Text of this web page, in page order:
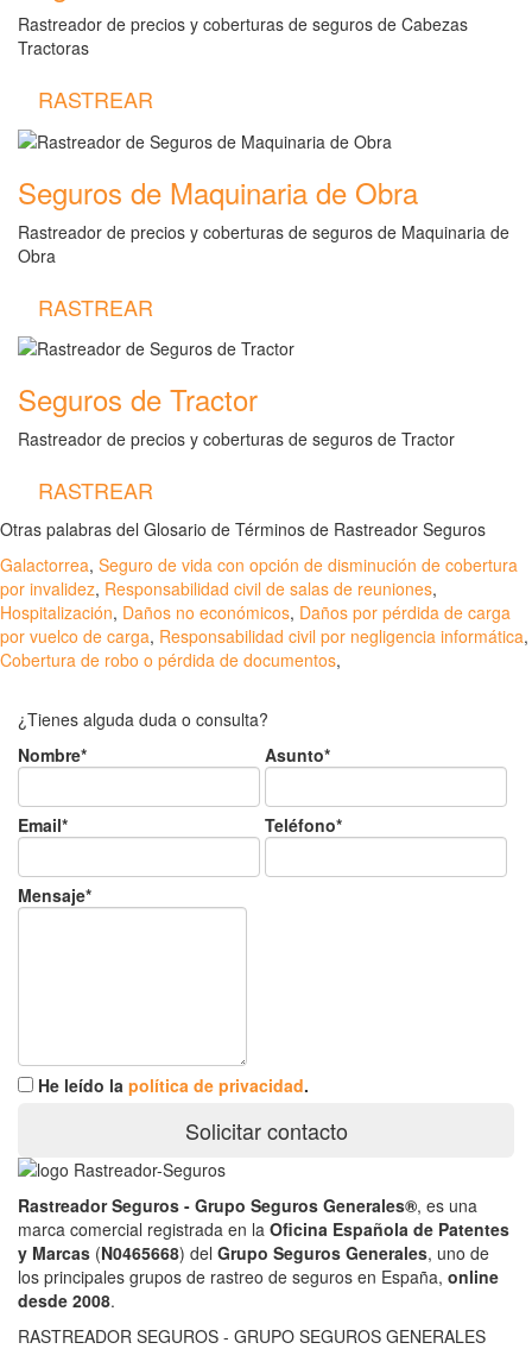
Rastreador de precios y coberturas de seguros de Cabezas
Tractoras
RASTREAR
Seguros de Maquinaria de Obra
Rastreador de precios y coberturas de seguros de Maquinaria de
Obra
RASTREAR
Seguros de Tractor
Rastreador de precios y coberturas de seguros de Tractor
RASTREAR
Otras palabras del Glosario de Términos de Rastreador Seguros
Galactorrea, Seguro de vida con opción de disminución de cobertura
por invalidez, Responsabilidad civil de salas de reuniones,
Hospitalización, Daños no económicos, Daños por pérdida de carga
por vuelco de carga, Responsabilidad civil por negligencia informática,
Cobertura de robo o pérdida de documentos,
¿Tienes alguda duda o consulta?
Nombre*
Asunto*
Email* Teléfono*
Mensaje*
He leído la política de privacidad.
Solicitar contacto
Rastreador Seguros - Grupo Seguros Generales®, es una
marca comercial registrada en la Oficina Española de Patentes
y Marcas (N0465668) del Grupo Seguros Generales, uno de
los principales grupos de rastreo de seguros en España, online
desde 2008.
RASTREADOR SEGUROS - GRUPO SEGUROS GENERALES